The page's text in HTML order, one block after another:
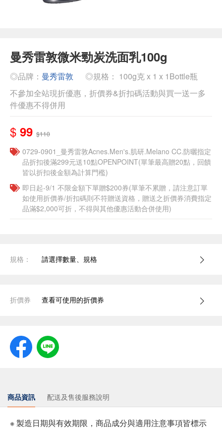
曼秀雷敦微米勁炭洗面乳100g
◎品牌： 曼秀雷敦
◎規格： 100g克 x 1 x 1Bottle瓶
不參加全站現折優惠，折價券&折扣碼活動與買一送一多
件優惠不得併用
$ 99 $110
0729-0901_曼秀雷敦Acnes.Men's.肌研.Melano CC.防曬指定
品折扣後滿299元送10點OPENPOINT(單筆最高贈20點，回饋
皆以折扣後金額為計算門檻)
即日起-9/1 不限金額下單贈$200券(單筆不累贈，請注意訂單
如使用折價券/折扣碼則不符贈送資格，贈送之折價券消費指定
品滿$2,000可折，不得與其他優惠活動合併使用)
規格： 請選擇數量、規格
折價券 查看可使用的折價券
商品資訊 配送及售後服務說明
※ 製造日期與有效期限，商品成分與適用注意事項皆標示